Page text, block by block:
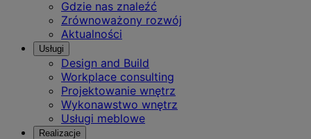
Gdzie nas znaleźć
Zrównoważony rozwój
Aktualności
Usługi
Design and Build
Workplace consulting
Projektowanie wnętrz
Wykonawstwo wnętrz
Usługi meblowe
Realizacje